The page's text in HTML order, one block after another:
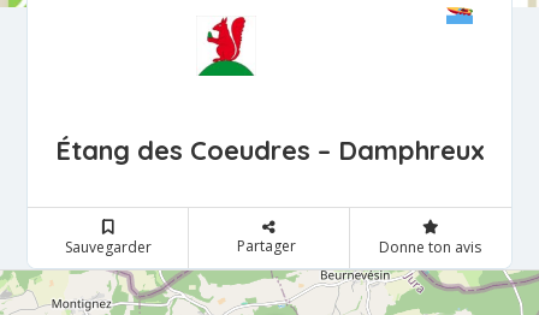
Étang des Coeudres – Damphreux
Sauvegarder Partager Donne ton avis